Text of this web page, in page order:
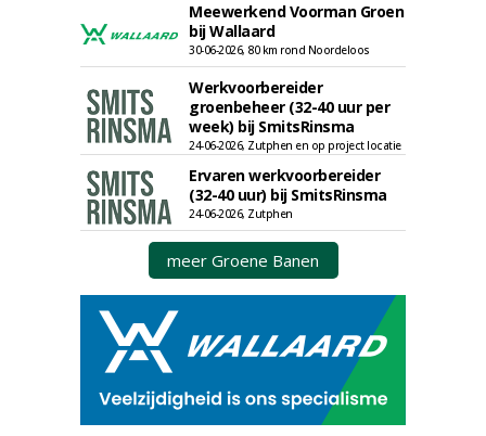
Meewerkend Voorman Groen
bij Wallaard
30-06-2026, 80 km rond Noordeloos
Werkvoorbereider
groenbeheer (32-40 uur per
week) bij SmitsRinsma
24-06-2026, Zutphen en op project locatie
Ervaren werkvoorbereider
(32-40 uur) bij SmitsRinsma
24-06-2026, Zutphen
meer Groene Banen